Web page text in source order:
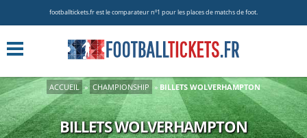
footballtickets.fr est le comparateur nº1 pour les places de matchs de foot.
ACCUEIL » CHAMPIONSHIP » BILLETS WOLVERHAMPTON
BILLETS WOLVERHAMPTON